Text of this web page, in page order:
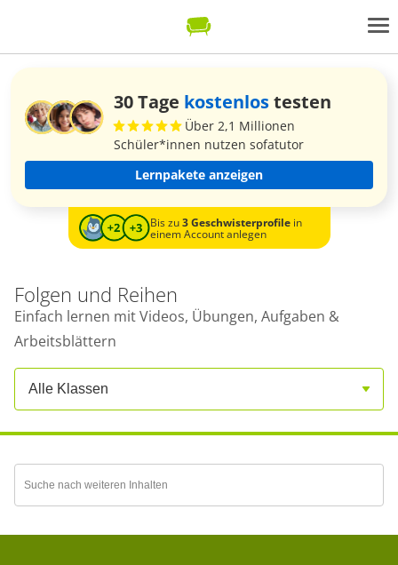
30 Tage kostenlostesten
Über 2,1 Millionen
Schüler*innen nutzen sofatutor
Lernpakete anzeigen
Bis zu3 Geschwisterprofilein
einem Account anlegen
Folgen und Reihen
Einfach lernen mit Videos, Übungen, Aufgaben &
Arbeitsblättern
Alle Klassen